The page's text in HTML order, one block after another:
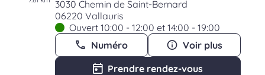
3030 Chemin de Saint-Bernard
06220 Vallauris
Ouvert 10:00 - 12:00 et 14:00 - 19:00
Numéro
Voir plus
Prendre rendez-vous